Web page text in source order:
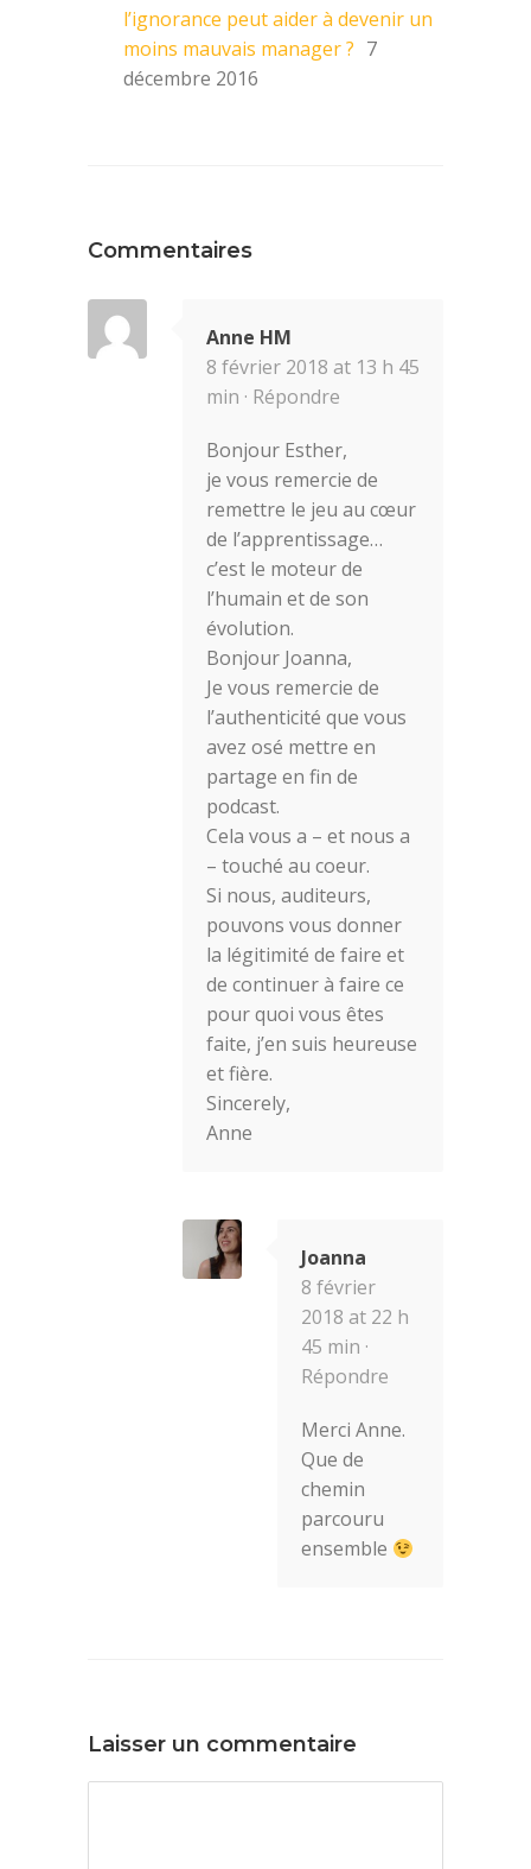
l’ignorance peut aider à devenir un
moins mauvais manager ? 7
décembre 2016
Commentaires
Anne HM
8 février 2018 at 13 h 45
min · Répondre
Bonjour Esther,
je vous remercie de
remettre le jeu au cœur
de l’apprentissage…
c’est le moteur de
l’humain et de son
évolution.
Bonjour Joanna,
Je vous remercie de
l’authenticité que vous
avez osé mettre en
partage en fin de
podcast.
Cela vous a – et nous a
– touché au coeur.
Si nous, auditeurs,
pouvons vous donner
la légitimité de faire et
de continuer à faire ce
pour quoi vous êtes
faite, j’en suis heureuse
et fière.
Sincerely,
Anne
Joanna
8 février
2018 at 22 h
45 min ·
Répondre
Merci Anne.
Que de
chemin
parcouru
ensemble
Laisser un commentaire